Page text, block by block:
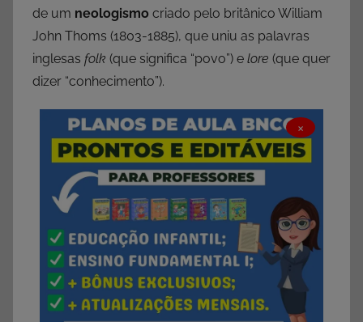
de um neologismo criado pelo britânico William
John Thoms (1803-1885), que uniu as palavras
inglesas folk (que significa “povo”) e lore (que quer
dizer “conhecimento”).
×